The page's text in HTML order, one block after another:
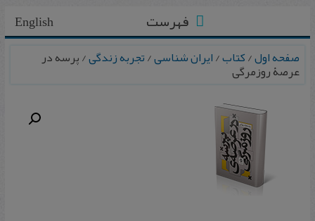
English فهرست
صفحه اول/کتاب/ایران شناسی/تجربه زندگی/ پرسه در
عرصۀ روزمرگی